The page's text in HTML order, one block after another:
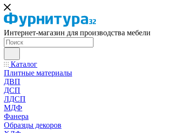
Интернет-магазин для производства мебели
Каталог
Плитные материалы
ДВП
ДСП
ЛДСП
МДФ
Фанера
Образцы декоров